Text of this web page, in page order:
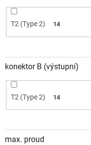
T2 (Type 2) 14
konektor B (výstupní)
T2 (Type 2) 14
max. proud